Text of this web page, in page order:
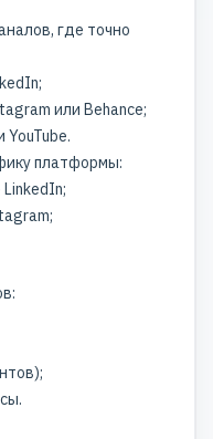
где точно
или Behance;
YouTube.
платформы: